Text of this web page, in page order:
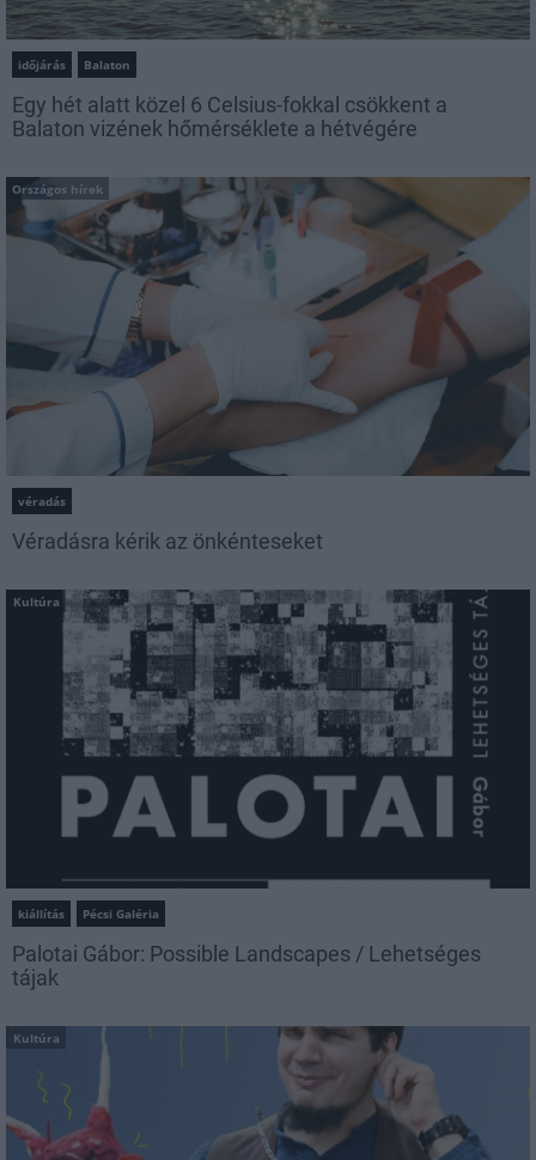
időjárás Balaton
Egy hét alatt közel 6 Celsius-fokkal csökkent a
Balaton vizének hőmérséklete a hétvégére
Országos hírek
véradás
Véradásra kérik az önkénteseket
Kultúra
kiállítás Pécsi Galéria
Palotai Gábor: Possible Landscapes / Lehetséges
tájak
Kultúra